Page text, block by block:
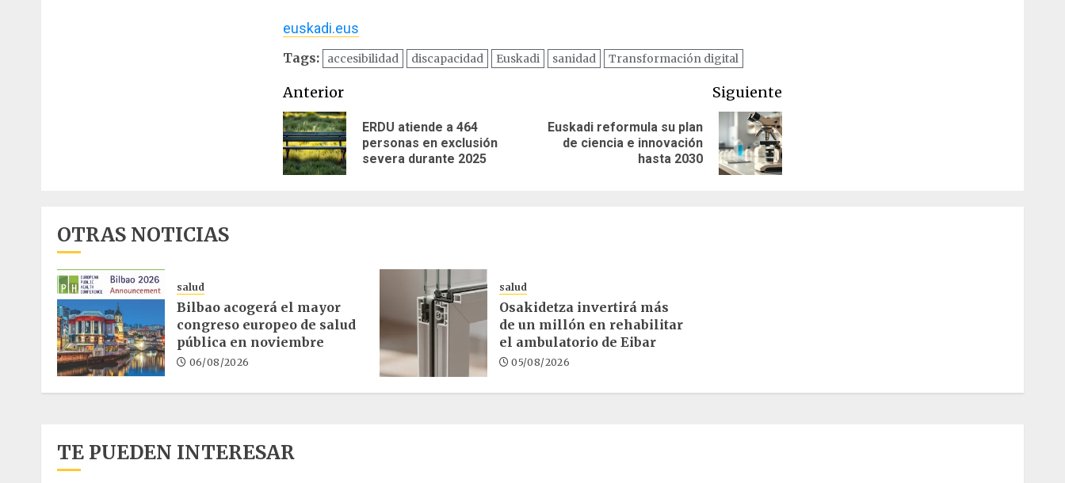
euskadi.eus
Tags: accesibilidad discapacidad Euskadi sanidad Transformación digital
Navegación
de
entradas
Anterior
Entrada
ERDU atiende a 464
personas en exclusión
severa durante 2025
Siguiente
Siguiente
Euskadi reformula su plan
de ciencia e innovación
hasta 2030
OTRAS NOTICIAS
salud
Bilbao acogerá el mayor
congreso europeo de salud
pública en noviembre
06/08/2026
salud
Osakidetza invertirá más
de un millón en rehabilitar
el ambulatorio de Eibar
05/08/2026
TE PUEDEN INTERESAR